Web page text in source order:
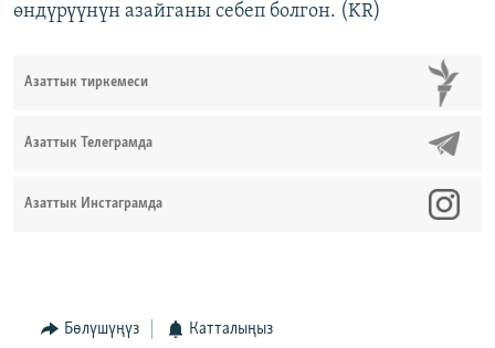
өндүрүүнүн азайганы себеп болгон. (KR)
Азаттык тиркемеси
Азаттык Телеграмда
Азаттык Инстаграмда
Бөлүшүңүз Катталыңыз